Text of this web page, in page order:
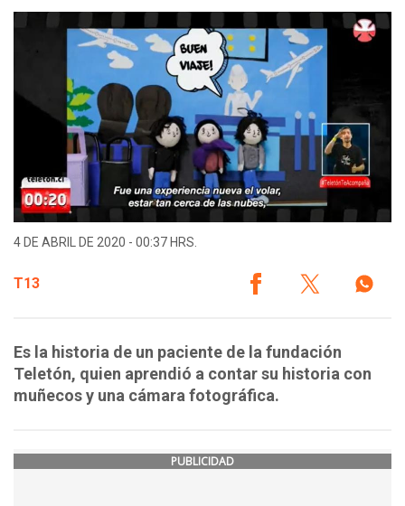
4 DE ABRIL DE 2020 - 00:37 HRS.
T13
Es la historia de un paciente de la fundación
Teletón, quien aprendió a contar su historia con
muñecos y una cámara fotográfica.
PUBLICIDAD